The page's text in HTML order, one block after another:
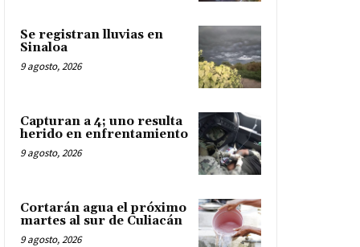
Se registran lluvias en
Sinaloa
9 agosto, 2026
Capturan a 4; uno resulta
herido en enfrentamiento
9 agosto, 2026
Cortarán agua el próximo
martes al sur de Culiacán
9 agosto, 2026